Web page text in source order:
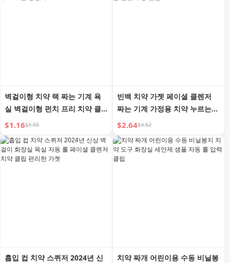
벽걸이형 치약 랙 짜는 기계 욕
실 벽걸이형 펀치 프리 치약 클
립 페이셜 클렌저 후크 보관 환
상적
$1.16$1.55
빈백 치약 가젯 페이셜 클렌저
짜는 기계 가정용 치약 누르는
도구 짜는 안료 짜는 샘플 수동
클립
$2.64$3.52
흡입 컵 치약 스퀴저 2024년 신
치약 짜개 어린이용 수동 비닐봉